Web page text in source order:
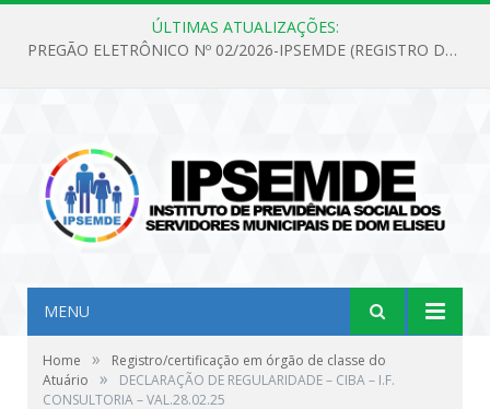
ÚLTIMAS ATUALIZAÇÕES:
PREGÃO ELETRÔNICO Nº 02/2026-IPSEMDE (REGISTRO DE PREÇOS PARA FUTURA E EVENTUAL AQUISIÇÃO DE MATERIAL DE LIMPEZA E GÊNEROS ALIMENTÍCIOS PARA ATENDER AS NECESSIDADES DO INSTITUTO DE PREVIDÊNCIA SOCIAL DOS SERVIDORES MUNICIPAIS DE DOM ELISEU.)
MENU
Home »
Registro/certificação em órgão de classe do
Atuário
»
DECLARAÇÃO DE REGULARIDADE – CIBA – I.F.
CONSULTORIA – VAL.28.02.25